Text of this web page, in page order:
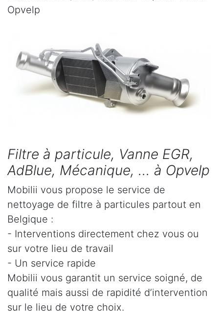
Opvelp
Filtre à particule, Vanne EGR,
AdBlue, Mécanique, ... à Opvelp
Mobilii vous propose le service de
nettoyage de filtre à particules partout en
Belgique :
- Interventions directement chez vous ou
sur votre lieu de travail
- Un service rapide
Mobilii vous garantit un service soigné, de
qualité mais aussi de rapidité d’intervention
sur le lieu de votre choix.